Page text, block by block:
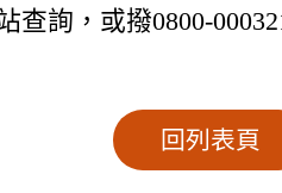
詢，或撥0800-
回列表頁